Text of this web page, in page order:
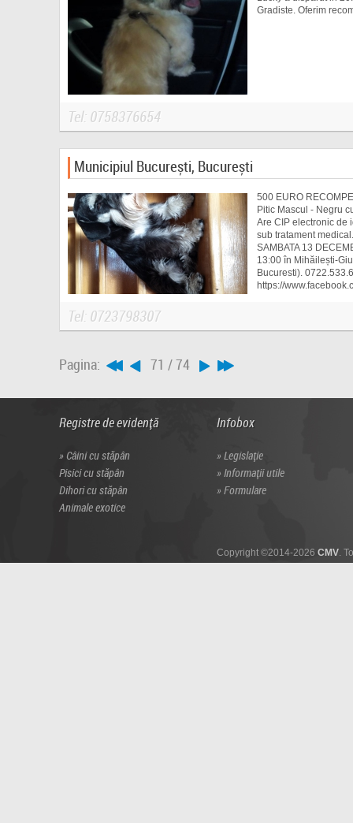
Gradiste. Oferim
Tel: 0758376654
Municipiul București, București
500 EURO
Pitic Mascul - Negru
Are CIP electronic de
sub tratament
SAMBATA 13
13:00 în Mihăilești-
Bucuresti).
https://
Tel: 0723798307
Pagina: 71 / 74
Registre de evidență
Câini cu stăpân
Pisici cu stăpân
Dihori cu stăpân
Animale exotice
Infobox
Legislație
Informații utile
Formulare
Copyright ©2014-2026 CMV.